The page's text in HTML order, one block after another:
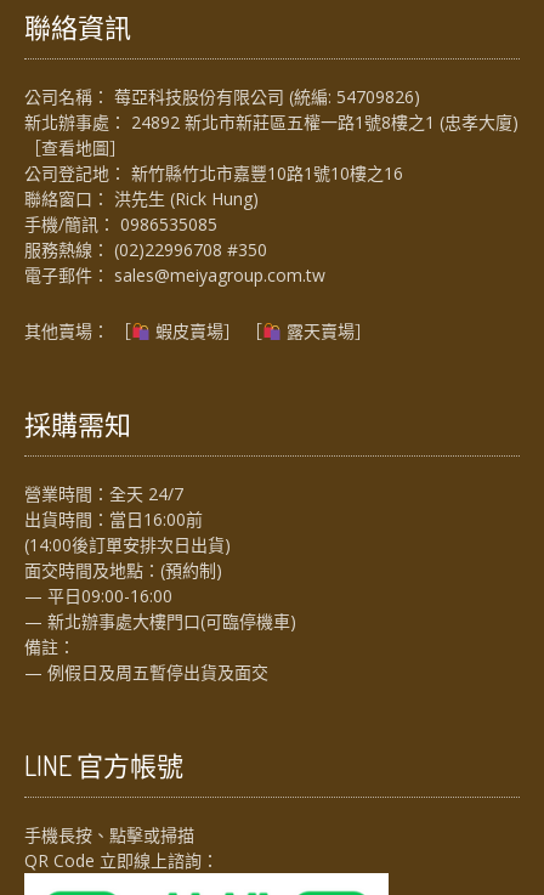
聯絡資訊
公司名稱： 莓亞科技股份有限公司 (統編: 54709826)
新北辦事處： 24892 新北市新莊區五權一路1號8樓之1 (忠孝大廈)
［查看地圖］
公司登記地： 新竹縣竹北市嘉豐10路1號10樓之16
聯絡窗口： 洪先生 (Rick Hung)
手機/簡訊： 0986535085
服務熱線： (02)22996708 #350
電子郵件： sales@meiyagroup.com.tw
其他賣場： ［ 蝦皮賣場］ ［ 露天賣場］
採購需知
營業時間：全天 24/7
出貨時間：當日16:00前
(14:00後訂單安排次日出貨)
面交時間及地點：(預約制)
— 平日09:00-16:00
— 新北辦事處大樓門口(可臨停機車)
備註：
— 例假日及周五暫停出貨及面交
LINE 官方帳號
手機長按、點擊或掃描
QR Code 立即線上諮詢：